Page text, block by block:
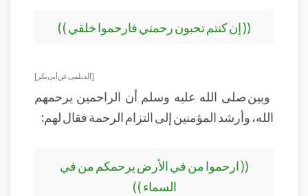
(( إن كنتم تحبون رحمتي فارحموا خلقي ))
[الديلمى عن أبى بكر]
وبين صلى الله عليه وسلم أن الراحمين يرحمهم
الله، وأرشد المؤمنين إلى التزام الرحمة فقال لهم:
(( ارحموا من في الأرض يرحمكم من في
السماء ))